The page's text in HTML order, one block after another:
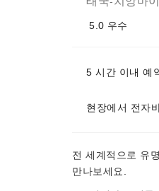
5.0 우수
5 시간 이내 예
현장에서 전자
전 세계적으로 유
만나보세요.